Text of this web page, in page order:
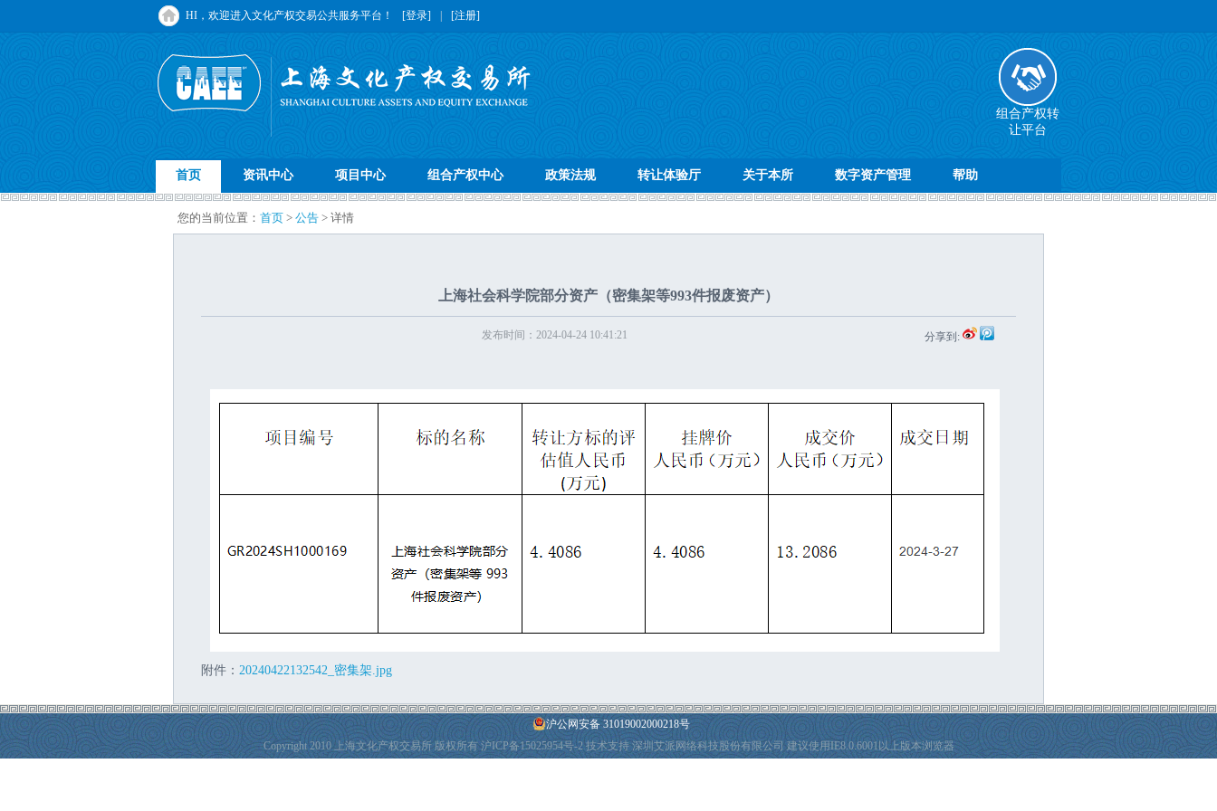
HI，欢迎进入文化产权交易公共服务平台！ [登录] [注册]
组合产权转
让平台
首页 资讯中心 项目中心 组合产权中心 政策法规 转让体验厅 关于本所 数字资产管理 帮助
您的当前位置： 首页 > 公告 > 详情
上海社会科学院部分资产（密集架等993件报废资产）
分享到:
发布时间：2024-04-24 10:41:21
附件： 20240422132542_密集架.jpg
沪公网安备 31019002000218号
Copyright 2010 上海文化产权交易所 版权所有沪ICP备15025954号-2技术支持 深圳艾派网络科技股份有限公司 建议使用IE8.0.6001以上版本浏览器